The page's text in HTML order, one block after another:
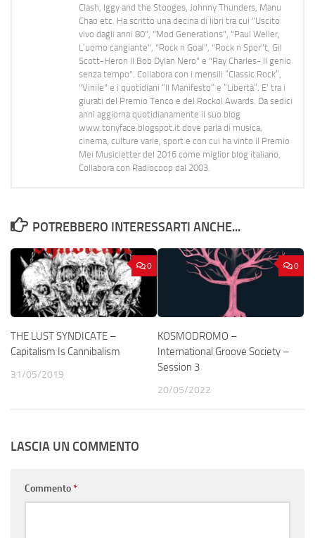
Clash, Iggy and the Stooges, Johnny Thunders, Manu
Chao etc. Ha scritto una decina di libri tra cui "Uscito
vivo dagli anni 80", "Mod Generations", "Paul Weller,
L’uomo cangiante", "Rock n Goal", "Rock n Spor"t, Gil
Scott-Heron Il Bob Dylan Nero" e "Ray Charles- Il genio
senza tempo". Collabora con i mensili “Classic Rock”,
"Vinile" e i quotidiani “Il Manifesto” e “Libertà”. E' tra i
giurati del Premio Tenco e del Rockol Awards. Da sedici
anni aggiorna quotidianamente il suo blog
www.tonyface.blogspot.it dove parla di musica,
cinema, culture varie, sport e con cui ha vinto il Premio
Mei Musicletter del 2016 come miglior blog italiano.
Collabora con Radiocoop dal 2003.
POTREBBERO INTERESSARTI ANCHE...
0
THE LUST SYNDICATE –
Capitalism Is Cannibalism
31/05/2019
0
KOSMODROMO –
International Groove Society –
Session 3
20/05/2022
LASCIA UN COMMENTO
Commento*